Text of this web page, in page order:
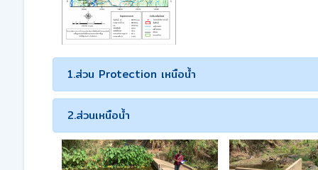
1.ส่วน Protection เหนือน้ำ
2.ส่วนเหนือน้ำ